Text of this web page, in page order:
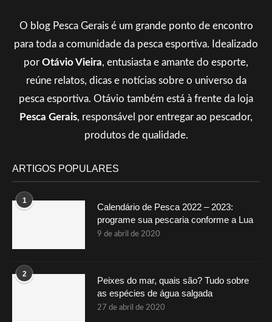
O blog Pesca Gerais é um grande ponto de encontro
para toda a comunidade da pesca esportiva. Idealizado
por Otávio Vieira, entusiasta e amante do esporte,
reúne relatos, dicas e notícias sobre o universo da
pesca esportiva. Otávio também está à frente da loja
Pesca Gerais, responsável por entregar ao pescador,
produtos de qualidade.
ARTIGOS POPULARES
1
Calendário de Pesca 2022 – 2023:
programe sua pescaria conforme a Lua
9 de abril de 2020
2
Peixes do mar, quais são? Tudo sobre
as espécies de água salgada
27 de abril de 2020